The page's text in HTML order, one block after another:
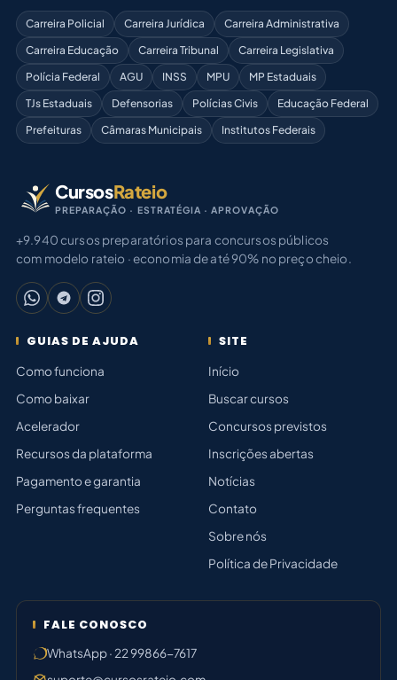
Carreira Policial Carreira Jurídica
Carreira Administrativa
Carreira Educação
Carreira Tribunal
Carreira Legislativa
Polícia Federal
AGU INSS MPU
MP Estaduais
TJs Estaduais
Defensorias Polícias Civis
Educação Federal
Prefeituras
Câmaras Municipais Institutos Federais
CursosRateio
PREPARAÇÃO · ESTRATÉGIA · APROVAÇÃO
+9.940 cursos preparatórios para concursos públicos
com modelo rateio · economia de até 90% no preço cheio.
GUIAS DE AJUDA
Como funciona
Como baixar
Acelerador
Recursos da plataforma
Pagamento e garantia
Perguntas frequentes
SITE
Início
Buscar cursos
Concursos previstos
Inscrições abertas
Notícias
Contato
Sobre nós
Política de Privacidade
FALE CONOSCO
WhatsApp · 22 99866-7617